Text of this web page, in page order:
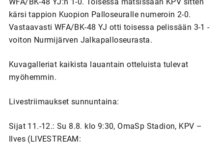
kärsi tappion Kuopion Palloseuralle numeroin 2-0.
Vastaavasti WFA/BK-48 YJ otti toisessa pelissään 3-1 -
voiton Nurmijärven Jalkapalloseurasta.
Kuvagalleriat kaikista lauantain otteluista tulevat
myöhemmin.
Livestriimaukset sunnuntaina:
Sijat 11.-12.: Su 8.8. klo 9:30, OmaSp Stadion, KPV –
Ilves (LIVESTREAM: